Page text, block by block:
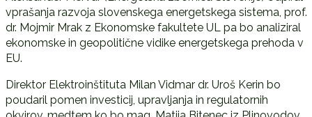
vprašanja razvoja slovenskega energetskega sistema, prof.
dr. Mojmir Mrak z Ekonomske fakultete UL pa bo analiziral
ekonomske in geopolitične vidike energetskega prehoda v
EU.
Direktor Elektroinštituta Milan Vidmar dr. Uroš Kerin bo
poudaril pomen investicij, upravljanja in regulatornih